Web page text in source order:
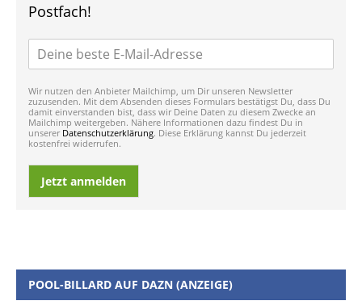
Postfach!
Wir nutzen den Anbieter Mailchimp, um Dir unseren Newsletter
zuzusenden. Mit dem Absenden dieses Formulars bestätigst Du, dass Du
damit einverstanden bist, dass wir Deine Daten zu diesem Zwecke an
Mailchimp weitergeben. Nähere Informationen dazu findest Du in
unserer Datenschutzerklärung. Diese Erklärung kannst Du jederzeit
kostenfrei widerrufen.
Jetzt anmelden
POOL-BILLARD AUF DAZN (ANZEIGE)